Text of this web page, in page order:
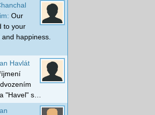
Our
to your
happiness.
Havlát
"Havel" s…